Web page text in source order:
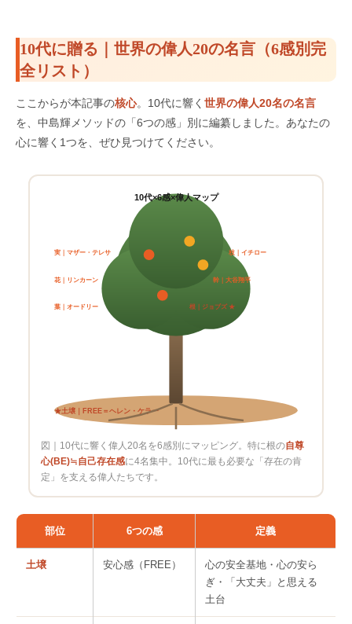
10代に贈る｜世界の偉人20の名言（6感別完
全リスト）
ここからが本記事の核心。10代に響く 世界の偉人20名の名言
を、中島輝メソッドの「6つの感」別に編纂しました。あなたの
心に響く1つを、ぜひ見つけてください。
★土壌｜FREE＝ヘレン・ケラー
実｜マザー・テレサ
花｜リンカーン
葉｜オードリー
枝｜イチロー
幹｜大谷翔平
根｜ジョブズ ★
10代×6感×偉人マップ
図｜10代に響く偉人20名を6感別にマッピング。特に根の自尊
心(BE)≒自己存在感に4名集中。10代に最も必要な「存在の肯
定」を支える偉人たちです。
部位 6つの感 定義
土壌 安心感（FREE）
心の安全基地・心の安ら
ぎ・「大丈夫」と思える
土台